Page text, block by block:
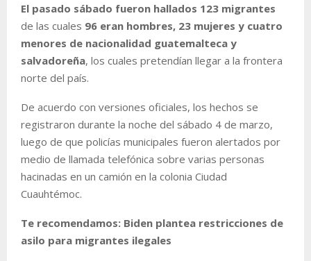
El pasado sábado fueron hallados 123 migrantes
de las cuales 96 eran hombres, 23 mujeres y cuatro
menores de nacionalidad guatemalteca y
salvadoreña, los cuales pretendían llegar a la frontera
norte del país.
De acuerdo con versiones oficiales, los hechos se
registraron durante la noche del sábado 4 de marzo,
luego de que policías municipales fueron alertados por
medio de llamada telefónica sobre varias personas
hacinadas en un camión en la colonia Ciudad
Cuauhtémoc.
Te recomendamos: Biden plantea restricciones de
asilo para migrantes ilegales